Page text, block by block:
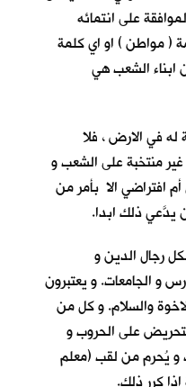
على انتمائه
( مواطن ) او اي كلمة
ابناء الشعب هي
له في الارض ، فلا
منتخبة على الشعب و
افتراضي الا بأمر من
يدَّعي ذلك ابدا.
رجال الدين و
و الجامعات. و يعتبرون
والسلام. و كل من
على الحروب و
و يُحرم من لقب (معلم